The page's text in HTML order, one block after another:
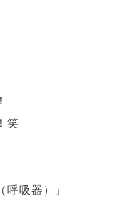
笑
吸器）」